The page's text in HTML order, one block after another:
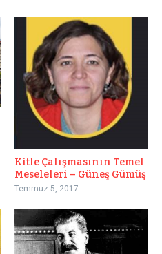
Kitle Çalışmasının Temel
Meseleleri – Güneş Gümüş
Temmuz 5, 2017